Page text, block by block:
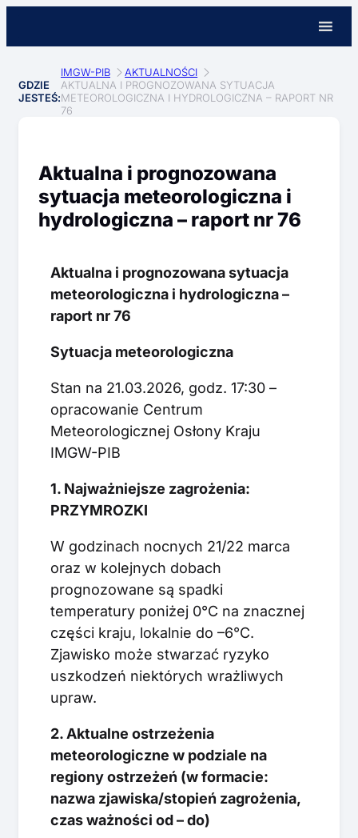
GDZIE
JESTEŚ:
IMGW-PIB
AKTUALNOŚCI
AKTUALNA I PROGNOZOWANA SYTUACJA
METEOROLOGICZNA I HYDROLOGICZNA – RAPORT NR
76
Aktualna i prognozowana
sytuacja meteorologiczna i
hydrologiczna – raport nr 76
Aktualna i prognozowana sytuacja
meteorologiczna i hydrologiczna –
raport nr 76
Sytuacja meteorologiczna
Stan na 21.03.2026, godz. 17:30 –
opracowanie Centrum
Meteorologicznej Osłony Kraju
IMGW-PIB
1. Najważniejsze zagrożenia:
PRZYMROZKI
W godzinach nocnych 21/22 marca
oraz w kolejnych dobach
prognozowane są spadki
temperatury poniżej 0°C na znacznej
części kraju, lokalnie do –6°C.
Zjawisko może stwarzać ryzyko
uszkodzeń niektórych wrażliwych
upraw.
2. Aktualne ostrzeżenia
meteorologiczne w podziale na
regiony ostrzeżeń (w formacie:
nazwa zjawiska/stopień zagrożenia,
czas ważności od – do)